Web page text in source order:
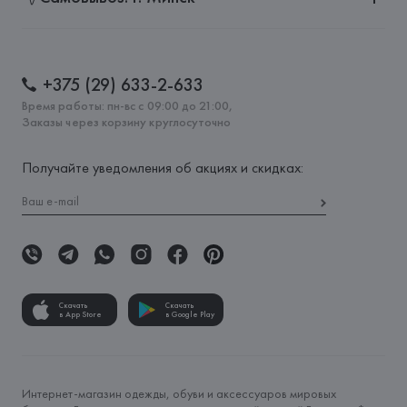
+375 (29) 633-2-633
Время работы: пн-вс с 09:00 до 21:00,
Заказы через корзину круглосуточно
Получайте уведомления об акциях и скидках:
Скачать
в App Store
Скачать
в Google Play
Интернет-магазин одежды, обуви и аксессуаров мировых